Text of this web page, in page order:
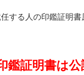
する人の印鑑証明書
鑑証明書は公